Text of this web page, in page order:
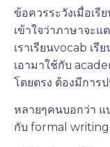
ข้อควรระวังเมื่อเรี
เข้าใจว่าภาษาจะ
เราเรียนvocab เรี
เอามาใช้กับ
โดยตรง ต้องมีการ
หลายๆคนบอกว่า แ
กับ formal writing